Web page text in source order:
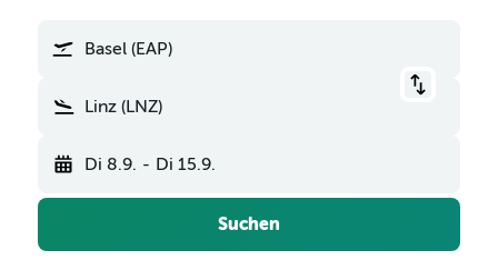
Basel (EAP)
Linz (LNZ)
Di 8.9. - Di 15.9.
Suchen